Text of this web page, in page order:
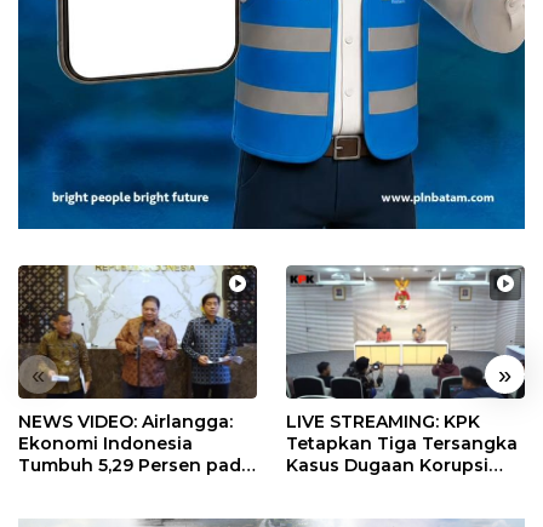
« »
NEWS VIDEO: Airlangga:
Ekonomi Indonesia
Tumbuh 5,29 Persen pada
LIVE STREAMING: KPK
Tetapkan Tiga Tersangka
Kasus Dugaan Korupsi